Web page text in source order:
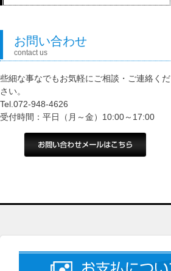
お問い合わせ
contact us
些細な事なでもお気軽にご相談・ご連絡くだ
さい。
Tel.072-948-4626
受付時間：平日（月～金）10:00～17:00